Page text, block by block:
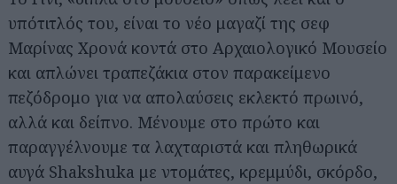
υπότιτλός του, είναι το νέο μαγαζί της σεφ
Μαρίνας Χρονά κοντά στο Αρχαιολογικό Μουσείο
και απλώνει τραπεζάκια στον παρακείμενο
πεζόδρομο για να απολαύσεις εκλεκτό πρωινό,
αλλά και δείπνο. Μένουμε στο πρώτο και
παραγγέλνουμε τα λαχταριστά και πληθωρικά
αυγά Shakshuka με ντομάτες, κρεμμύδι, σκόρδο,